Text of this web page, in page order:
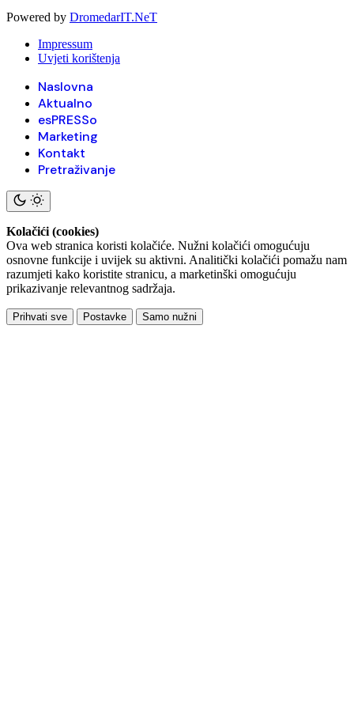
Powered by DromedarIT.NeT
Impressum
Uvjeti korištenja
Naslovna
Aktualno
esPRESSo
Marketing
Kontakt
Pretraživanje
Kolačići (cookies)
Ova web stranica koristi kolačiće. Nužni kolačići omogućuju
osnovne funkcije i uvijek su aktivni. Analitički kolačići pomažu nam
razumjeti kako koristite stranicu, a marketinški omogućuju
prikazivanje relevantnog sadržaja.
Prihvati sve Postavke Samo nužni